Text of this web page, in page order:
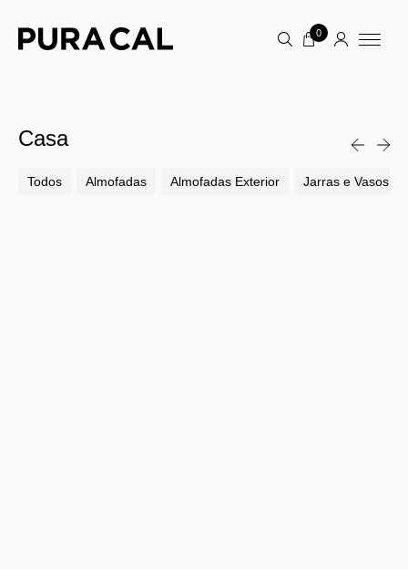
0
Casa
Todos Almofadas Almofadas Exterior Jarras e Vasos